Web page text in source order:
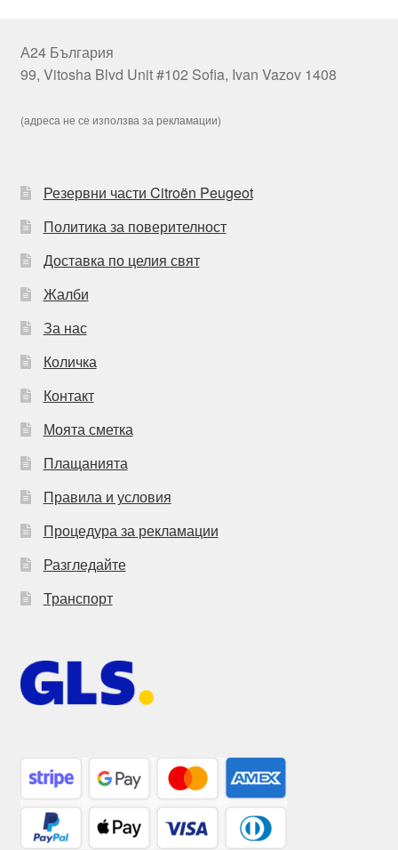
А24 България
99, Vitosha Blvd Unit #102 Sofia, Ivan Vazov 1408
(адреса не се използва за рекламации)
Резервни части Citroën Peugeot
Политика за поверителност
Доставка по целия свят
Жалби
За нас
Количка
Контакт
Моята сметка
Плащанията
Правила и условия
Процедура за рекламации
Разгледайте
Транспорт